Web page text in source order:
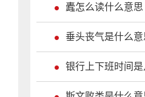
蠹怎么读什么意
垂头丧气是什么
银行上下班时间